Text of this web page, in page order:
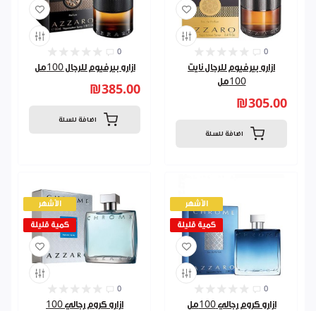
0
ازارو بيرفيوم للرجال 100مل
₪385.00
اضافة للسلة
0
ازارو بيرفيوم للرجال نايت
100مل
₪305.00
اضافة للسلة
الأشهر
كمية قليلة
0
ازارو كروم رجالي 100
الأشهر
كمية قليلة
0
ازارو كروم رجالي 100مل